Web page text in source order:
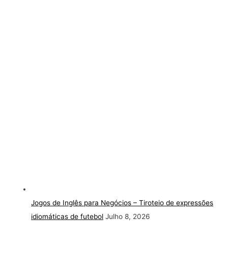
Jogos de Inglês para Negócios – Tiroteio de expressões
idiomáticas de futebol Julho 8, 2026